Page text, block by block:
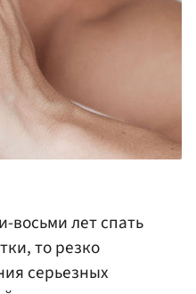
восьми лет спать
то резко
серьезных